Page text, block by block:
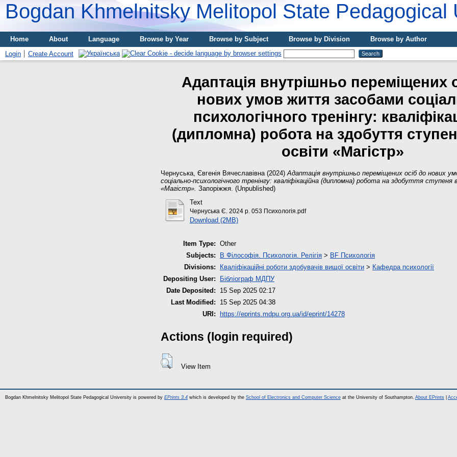
Bogdan Khmelnitsky Melitopol State Pedagogical
Home About Language Browse by Year Browse by Subject Browse by Division
Browse by Author
Login
Create Account
Адаптація внутрішньо переміщених
нових умов життя засобами
психологічного тренінгу:
(дипломна) робота на здобуття
освіти «Магістр»
Чернуська, Євгенія Вячеславівна (2024) Адаптація внутрішньо переміщених осіб до нових
соціально-психологічного тренінгу: кваліфікаційна (дипломна) робота на здобуття ступеня
«Магістр». Запоріжжя. (Unpublished)
Text
Чернуська Є. 2024 р. 053 Психологія.pdf
Download (2MB)
Item Type: Other
Subjects:
B Філософія. Психологія. Релігія > BF Психологія
Divisions:
Кваліфікаційні роботи здобувачів вищої освіти > Кафедра психології
Depositing User:
Бібліограф МДПУ
Date Deposited:
15 Sep 2025 02:17
Last Modified:
15 Sep 2025 04:38
URI:
https://eprints.mdpu.org.ua/id/eprint/14278
Actions (login required)
View Item
Bogdan Khmelnitsky Melitopol State Pedagogical University is powered by EPrints 3.4 which is developed by the School of Electronics and Computer Science at the University of Southampton. About EPrints